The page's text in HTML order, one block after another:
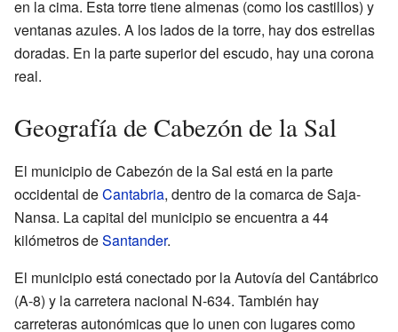
en la cima. Esta torre tiene almenas (como los castillos) y
ventanas azules. A los lados de la torre, hay dos estrellas
doradas. En la parte superior del escudo, hay una corona
real.
Geografía de Cabezón de la Sal
El municipio de Cabezón de la Sal está en la parte
occidental deCantabria, dentro de la comarca de Saja-
Nansa. La capital del municipio se encuentra a 44
kilómetros deSantander.
El municipio está conectado por la Autovía del Cantábrico
(A-8) y la carretera nacional N-634. También hay
carreteras autonómicas que lo unen con lugares como